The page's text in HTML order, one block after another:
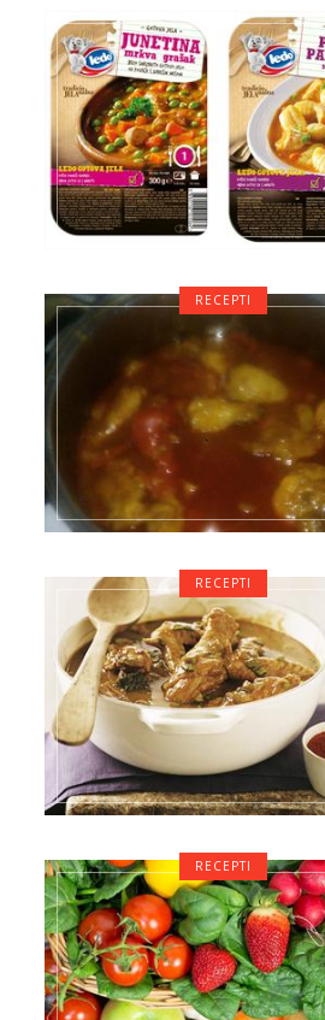
RECEPTI
RECEPTI
RECEPTI